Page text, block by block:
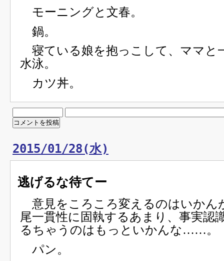
モーニングと文春。
鍋。
寝ている娘を抱っこして、ママと
水泳。
カツ丼。
2015/01/28(水)
逃げるな待てー
意見をころころ変えるのはいかん
尾一貫性に固執するあまり、事実認
るちゃうのはもっといかんな……。
パン。